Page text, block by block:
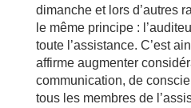
dimanche et lors d’autres
le même principe :
toute l’assistance. C’est
affirme augmenter
communication, de
tous les membres de